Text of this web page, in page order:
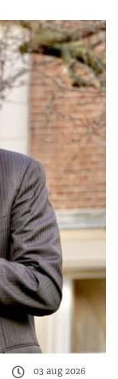
03 aug 2026